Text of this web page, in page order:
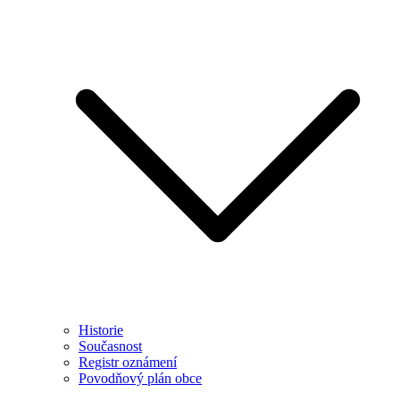
Historie
Současnost
Registr oznámení
Povodňový plán obce